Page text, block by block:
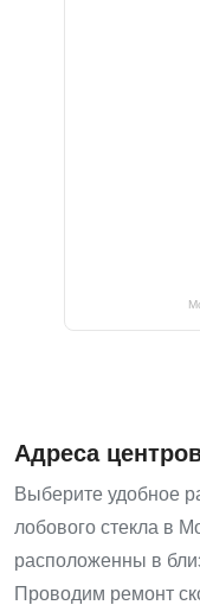
Адреса
Выберите удобное
лобового стекла в
расположенны в
Проводим ремонт